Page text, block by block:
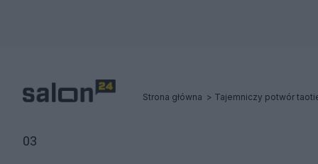
Strona główna Tajemniczy potwór
03